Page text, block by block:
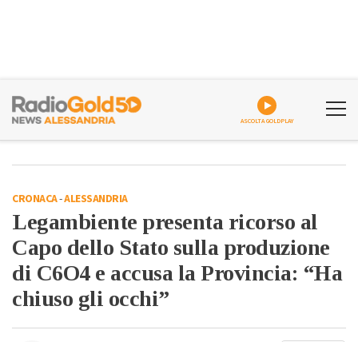
ASCOLTA GOLDPLAY
CRONACA-ALESSANDRIA
Legambiente presenta ricorso al
Capo dello Stato sulla produzione
di C6O4 e accusa la Provincia: “Ha
chiuso gli occhi”